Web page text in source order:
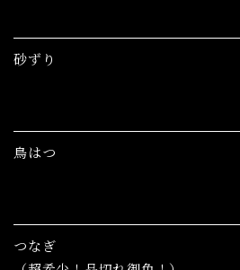
砂ずり
鳥はつ
つなぎ